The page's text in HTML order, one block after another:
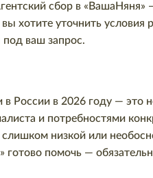
сбор в
хотите уточнить
под ваш запрос.
в России в 2026 году — это
и потребностями
низкой или
готово помочь —